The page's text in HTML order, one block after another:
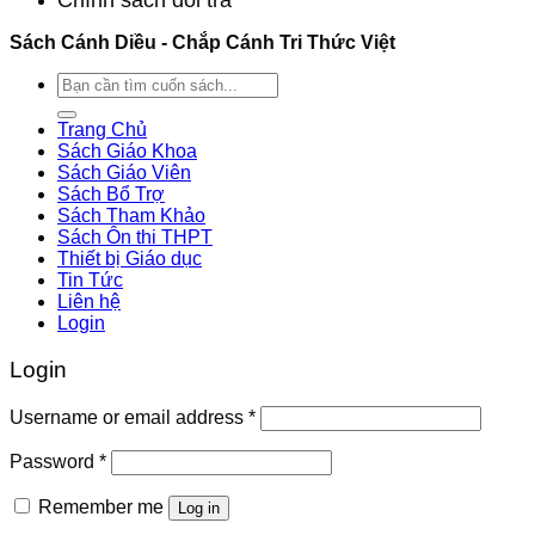
Sách Cánh Diều - Chắp Cánh Tri Thức Việt
Search
for:
Trang Chủ
Sách Giáo Khoa
Sách Giáo Viên
Sách Bổ Trợ
Sách Tham Khảo
Sách Ôn thi THPT
Thiết bị Giáo dục
Tin Tức
Liên hệ
Login
Login
Username or email address *
Password *
Remember me Log in